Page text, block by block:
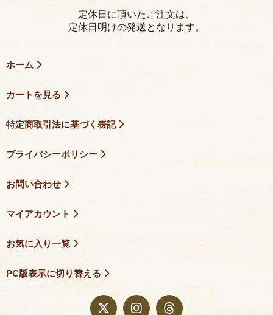
定休日に頂いたご注文は、
定休日明けの発送となります。
ホーム
カートを見る
特定商取引法に基づく表記
プライバシーポリシー
お問い合わせ
マイアカウント
お気に入り一覧
PC版表示に切り替える